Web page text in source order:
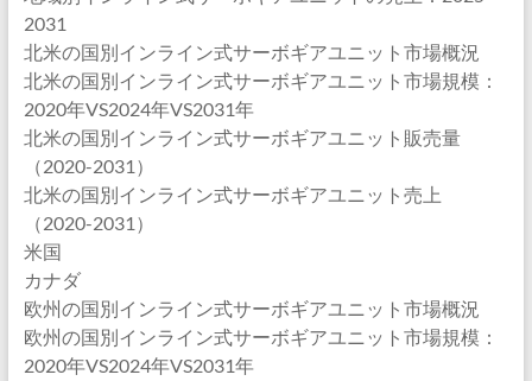
2031
北米の国別インライン式サーボギアユニット市場概況
北米の国別インライン式サーボギアユニット市場規模：
2020年VS2024年VS2031年
北米の国別インライン式サーボギアユニット販売量
（2020-2031）
北米の国別インライン式サーボギアユニット売上
（2020-2031）
米国
カナダ
欧州の国別インライン式サーボギアユニット市場概況
欧州の国別インライン式サーボギアユニット市場規模：
2020年VS2024年VS2031年